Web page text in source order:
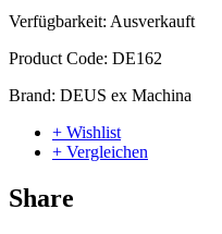
Verfügbarkeit: Ausverkauft
Product Code: DE162
Brand: DEUS ex Machina
+ Wishlist
+ Vergleichen
Share